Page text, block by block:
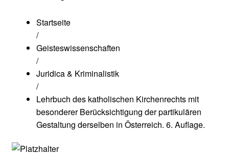
Startseite
/
Geisteswissenschaften
/
Juridica & Kriminalistik
/
Lehrbuch des katholischen Kirchenrechts mit
besonderer Berücksichtigung der partikulären
Gestaltung derselben in Österreich. 6. Auflage.